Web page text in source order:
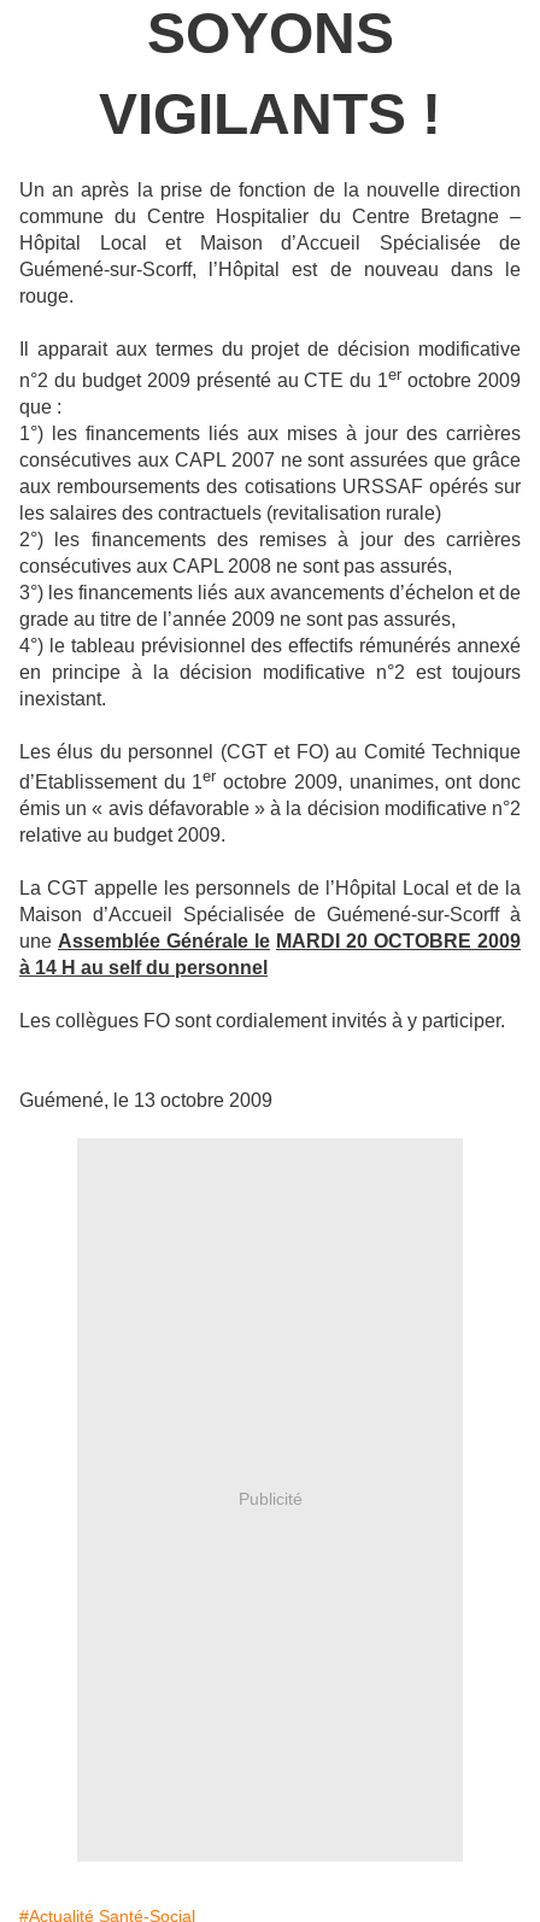
SOYONS
VIGILANTS !
Un an après la prise de fonction de la nouvelle direction
commune du Centre Hospitalier du Centre Bretagne –
Hôpital Local et Maison d’Accueil Spécialisée de
Guémené-sur-Scorff, l’Hôpital est de nouveau dans le
rouge.
Il apparait aux termes du projet de décision modificative
n°2 du budget 2009 présenté au CTE du 1er octobre 2009
que :
1°) les financements liés aux mises à jour des carrières
consécutives aux CAPL 2007 ne sont assurées que grâce
aux remboursements des cotisations URSSAF opérés sur
les salaires des contractuels (revitalisation rurale)
2°) les financements des remises à jour des carrières
consécutives aux CAPL 2008 ne sont pas assurés,
3°) les financements liés aux avancements d’échelon et de
grade au titre de l’année 2009 ne sont pas assurés,
4°) le tableau prévisionnel des effectifs rémunérés annexé
en principe à la décision modificative n°2 est toujours
inexistant.
Les élus du personnel (CGT et FO) au Comité Technique
d’Etablissement du 1er octobre 2009, unanimes, ont donc
émis un « avis défavorable » à la décision modificative n°2
relative au budget 2009.
La CGT appelle les personnels de l’Hôpital Local et de la
Maison d’Accueil Spécialisée de Guémené-sur-Scorff à
une Assemblée Générale le MARDI 20 OCTOBRE 2009
à 14 H au self du personnel
Les collègues FO sont cordialement invités à y participer.
Guémené, le 13 octobre 2009
Publicité
#Actualité Santé-Social